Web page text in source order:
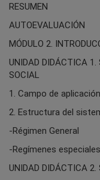
RESUMEN
AUTOEVALUACIÓN
MÓDULO 2.
UNIDAD DIDÁCTICA 1.
SOCIAL
1. Campo de aplicación
2. Estructura del
-Régimen General
-Regímenes especiales
UNIDAD DIDÁCTICA